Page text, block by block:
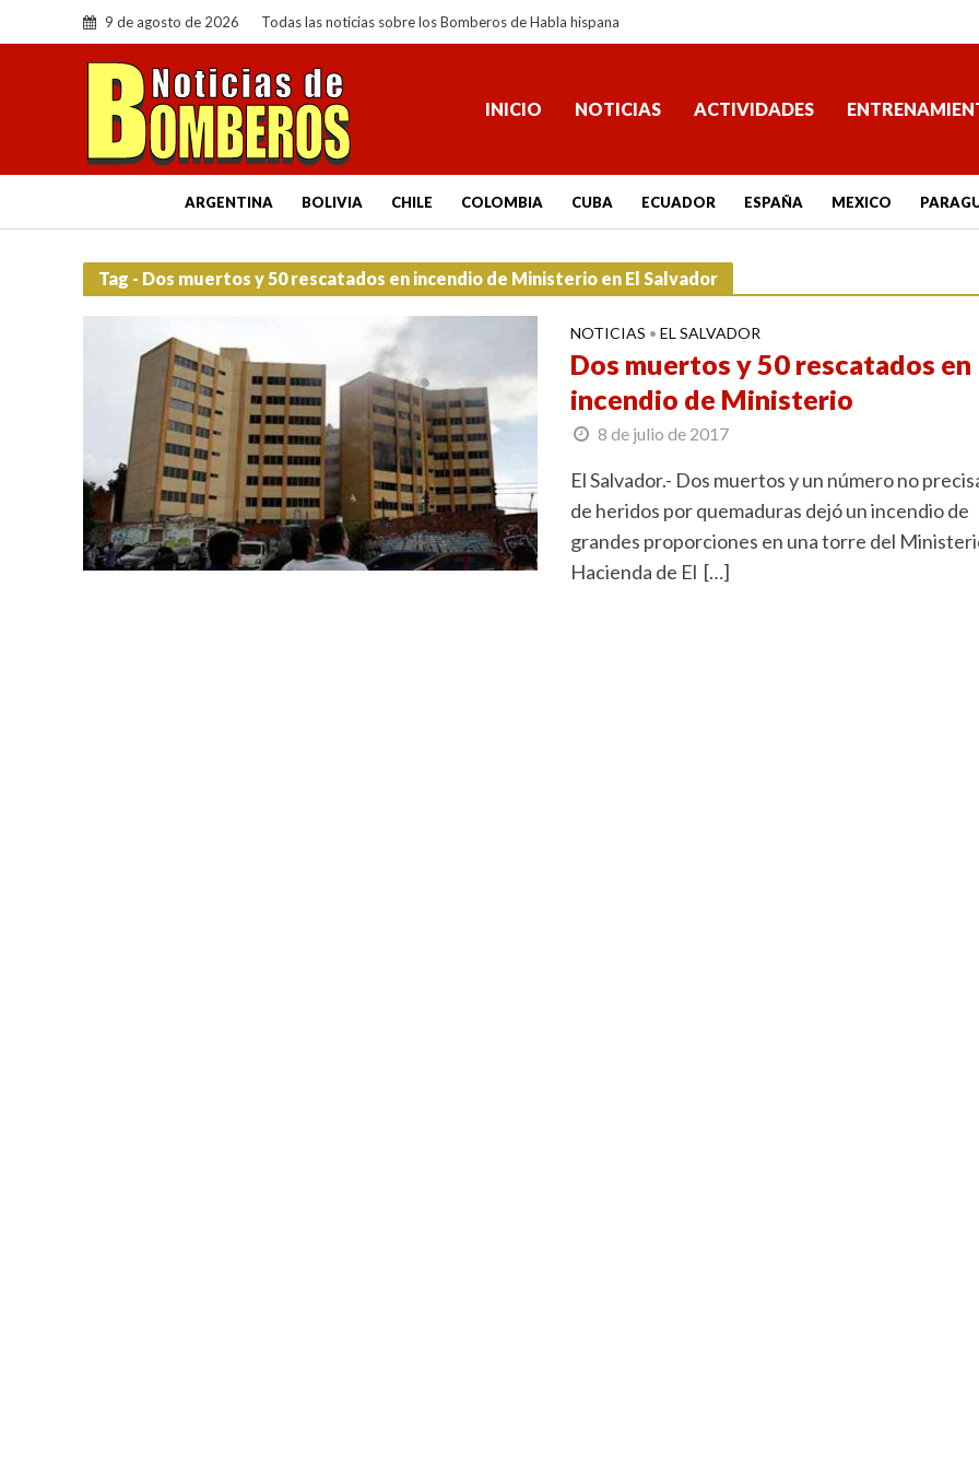
9 de agosto de 2026 Todas las noticias sobre los Bomberos de Habla hispana
INICIO NOTICIAS ACTIVIDADES
ARGENTINA BOLIVIA CHILE COLOMBIA CUBA ECUADOR ESPAÑA MEXICO
Tag - Dos muertos y 50 rescatados en incendio de Ministerio en El Salvador
NOTICIAS • EL SALVADOR
Dos muertos y 50 rescatados en
incendio de Ministerio
8 de julio de 2017
El Salvador.- Dos muertos y un número no
de heridos por quemaduras dejó un incendio de
grandes proporciones en una torre del
Hacienda de El […]